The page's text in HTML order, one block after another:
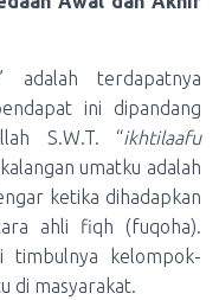
adalah terdapatnya
ini dipandang
S.W.T. “ikhtilaafu
umatku adalah
ketika dihadapkan
ahli fiqh (fuqoha).
timbulnya kelompok-
di masyarakat.